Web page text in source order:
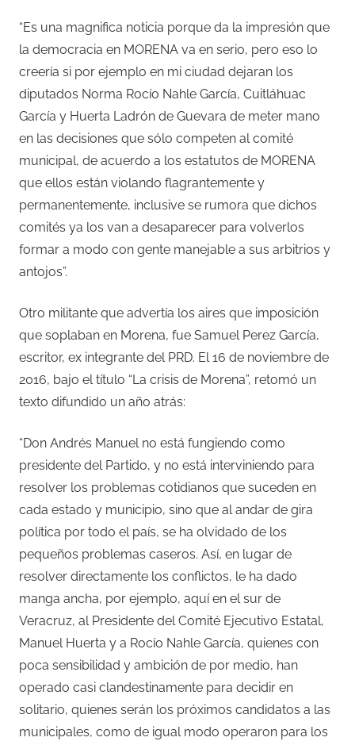
“Es una magnifica noticia porque da la impresión que
la democracia en MORENA va en serio, pero eso lo
creería si por ejemplo en mi ciudad dejaran los
diputados Norma Rocío Nahle García, Cuitláhuac
García y Huerta Ladrón de Guevara de meter mano
en las decisiones que sólo competen al comité
municipal, de acuerdo a los estatutos de MORENA
que ellos están violando flagrantemente y
permanentemente, inclusive se rumora que dichos
comités ya los van a desaparecer para volverlos
formar a modo con gente manejable a sus arbitrios y
antojos”.
Otro militante que advertía los aires que imposición
que soplaban en Morena, fue Samuel Perez García,
escritor, ex integrante del PRD. El 16 de noviembre de
2016, bajo el título “La crisis de Morena”, retomó un
texto difundido un año atrás:
“Don Andrés Manuel no está fungiendo como
presidente del Partido, y no está interviniendo para
resolver los problemas cotidianos que suceden en
cada estado y municipio, sino que al andar de gira
política por todo el país, se ha olvidado de los
pequeños problemas caseros. Así, en lugar de
resolver directamente los conflictos, le ha dado
manga ancha, por ejemplo, aquí en el sur de
Veracruz, al Presidente del Comité Ejecutivo Estatal,
Manuel Huerta y a Rocío Nahle García, quienes con
poca sensibilidad y ambición de por medio, han
operado casi clandestinamente para decidir en
solitario, quienes serán los próximos candidatos a las
municipales, como de igual modo operaron para los